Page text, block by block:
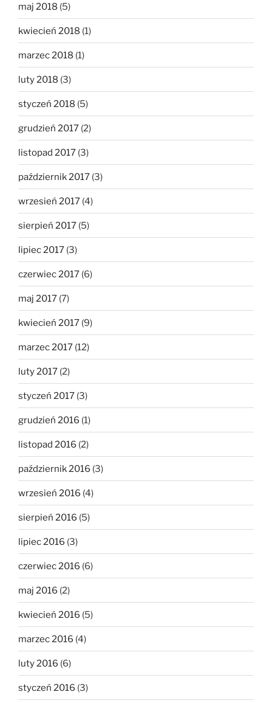
maj 2018 (5)
kwiecień 2018 (1)
marzec 2018 (1)
luty 2018 (3)
styczeń 2018 (5)
grudzień 2017 (2)
listopad 2017 (3)
październik 2017 (3)
wrzesień 2017 (4)
sierpień 2017 (5)
lipiec 2017 (3)
czerwiec 2017 (6)
maj 2017 (7)
kwiecień 2017 (9)
marzec 2017 (12)
luty 2017 (2)
styczeń 2017 (3)
grudzień 2016 (1)
listopad 2016 (2)
październik 2016 (3)
wrzesień 2016 (4)
sierpień 2016 (5)
lipiec 2016 (3)
czerwiec 2016 (6)
maj 2016 (2)
kwiecień 2016 (5)
marzec 2016 (4)
luty 2016 (6)
styczeń 2016 (3)